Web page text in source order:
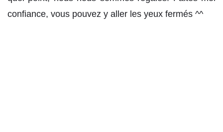
confiance, vous pouvez y aller les yeux fermés ^^